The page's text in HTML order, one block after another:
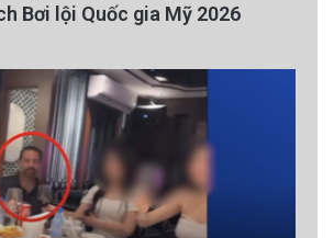
Bơi lội Quốc gia Mỹ 2026